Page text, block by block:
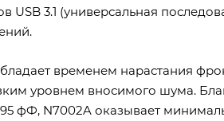
USB 3.1 (универсальная
временем нарастания
уровнем вносимого шума.
фФ, N7002A оказывает